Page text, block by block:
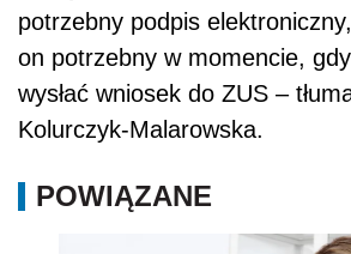
potrzebny podpis
on potrzebny w momencie, gdy
wysłać wniosek do ZUS –
Kolurczyk-Malarowska.
POWIĄZANE